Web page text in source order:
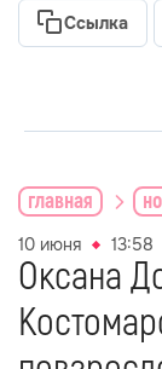
Ссылка
главная
10 июня 13:58
Оксана